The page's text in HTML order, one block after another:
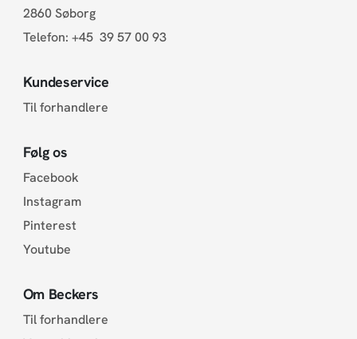
2860 Søborg
Telefon: +45 39 57 00 93
Kundeservice
Til forhandlere
Følg os
Facebook
Instagram
Pinterest
Youtube
Om Beckers
Til forhandlere